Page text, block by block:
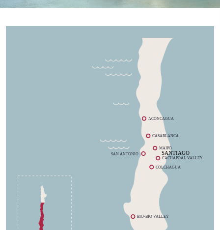
ACONCAGUA
CASABLANCA
MAIPO
CACHAPOAL VALLEY
COLCHAGUA
SAN ANTONIO
BIO-BIO VALLEY
SANTIAGO